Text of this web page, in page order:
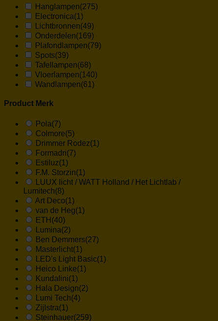
Hanglampen(275)
Electronica(1)
Lichtbronnen(49)
Onderdelen(169)
Plafondlampen(79)
Spots(39)
Tafellampen(68)
Vloerlampen(140)
Wandlampen(61)
Product Merk
Pola(7)
Colmore(5)
Drimmer Rodez(1)
Formadri(7)
Estiluz(1)
F.M. Storzin(1)
LUUX licht / WATT Holland / Het Lichtlab /
Lumitech(8)
Art Deco(1)
van de Heg(1)
ETH (40)
Lumina(2)
Ben Demmers(27)
Masterlicht(1)
LED's Light Basic(1)
Heico Linke(1)
Kundalini(1)
Hala Design(2)
Lumi Tech(4)
Zijlstra(1)
Steinhauer(259)